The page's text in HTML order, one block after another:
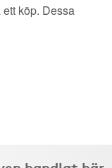
köp. Dessa